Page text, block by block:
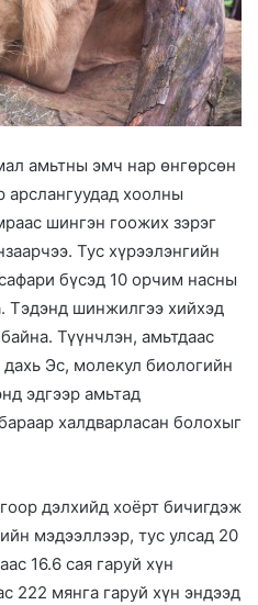
амьтны эмч нар өнгөрсөн
арслангуудад хоолны
шингэн гоожих зэрэг
Тус хүрээлэнгийн
бүсэд 10 орчим насны
Тэдэнд шинжилгээ хийхэд
Түүнчлэн, амьтдаас
Эс, молекул биологийн
эдгээр амьтад
халдварласан болохыг
дэлхийд хоёрт бичигдэж
мэдээллээр, тус улсад 20
16.6 сая гаруй хүн
222 мянга гаруй хүн эндээд